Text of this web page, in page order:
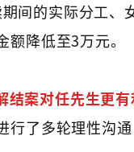
间的实际分工、
降低至3万元。
结案对任先生更
行了多轮理性沟